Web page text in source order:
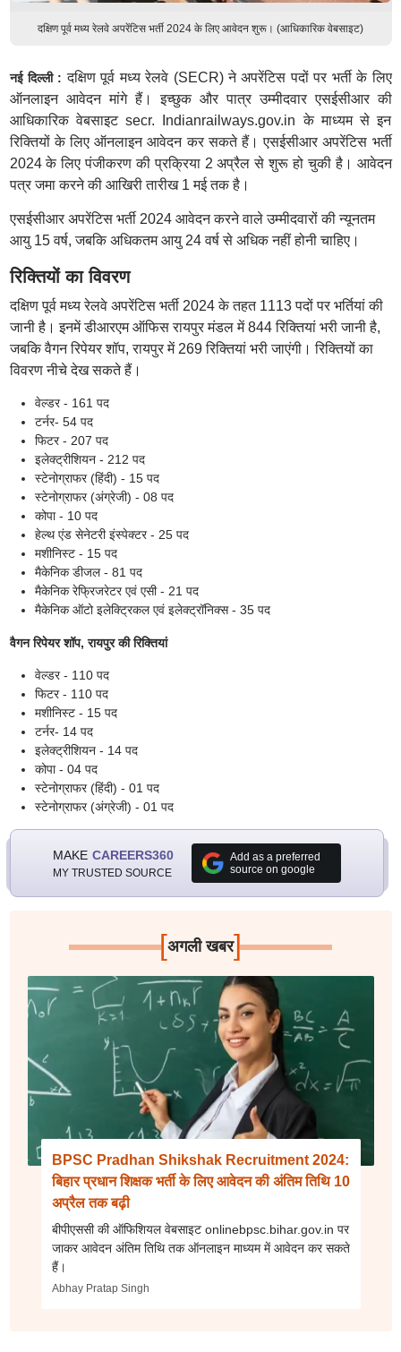
दक्षिण पूर्व मध्य रेलवे अपरेंटिस भर्ती 2024 के लिए आवेदन शुरू। (आधिकारिक वेबसाइट)
नई दिल्ली :दक्षिण पूर्व मध्य रेलवे (SECR) ने अपरेंटिस पदों पर भर्ती के लिए
ऑनलाइन आवेदन मांगे हैं। इच्छुक और पात्र उम्मीदवार एसईसीआर की
आधिकारिक वेबसाइट secr. Indianrailways.gov.in के माध्यम से इन
रिक्तियों के लिए ऑनलाइन आवेदन कर सकते हैं। एसईसीआर अपरेंटिस भर्ती
2024 के लिए पंजीकरण की प्रक्रिया 2 अप्रैल से शुरू हो चुकी है। आवेदन
पत्र जमा करने की आखिरी तारीख 1 मई तक है।
एसईसीआर अपरेंटिस भर्ती 2024 आवेदन करने वाले उम्मीदवारों की न्यूनतम
आयु 15 वर्ष, जबकि अधिकतम आयु 24 वर्ष से अधिक नहीं होनी चाहिए।
रिक्तियों का विवरण
दक्षिण पूर्व मध्य रेलवे अपरेंटिस भर्ती 2024 के तहत 1113 पदों पर भर्तियां की
जानी है। इनमें डीआरएम ऑफिस रायपुर मंडल में 844 रिक्तियां भरी जानी है,
जबकि वैगन रिपेयर शॉप, रायपुर में 269 रिक्तियां भरी जाएंगी। रिक्तियों का
विवरण नीचे देख सकते हैं।
वेल्डर - 161 पद
टर्नर- 54 पद
फिटर - 207 पद
इलेक्ट्रीशियन - 212 पद
स्टेनोग्राफर (हिंदी) - 15 पद
स्टेनोग्राफर (अंग्रेजी) - 08 पद
कोपा - 10 पद
हेल्थ एंड सेनेटरी इंस्पेक्टर - 25 पद
मशीनिस्ट - 15 पद
मैकेनिक डीजल - 81 पद
मैकेनिक रेफ्रिजरेटर एवं एसी - 21 पद
मैकेनिक ऑटो इलेक्ट्रिकल एवं इलेक्ट्रॉनिक्स - 35 पद
वैगन रिपेयर शॉप, रायपुर की रिक्तियां
वेल्डर - 110 पद
फिटर - 110 पद
मशीनिस्ट - 15 पद
टर्नर- 14 पद
इलेक्ट्रीशियन - 14 पद
कोपा - 04 पद
स्टेनोग्राफर (हिंदी) - 01 पद
स्टेनोग्राफर (अंग्रेजी) - 01 पद
MAKE CAREERS360
MY TRUSTED SOURCE
Add as a preferred
source on google
[अगली खबर]
BPSC Pradhan Shikshak Recruitment 2024:
बिहार प्रधान शिक्षक भर्ती के लिए आवेदन की अंतिम तिथि 10
अप्रैल तक बढ़ी
बीपीएससी की ऑफिशियल वेबसाइट onlinebpsc.bihar.gov.in पर
जाकर आवेदन अंतिम तिथि तक ऑनलाइन माध्यम में आवेदन कर सकते
हैं।
Abhay Pratap Singh